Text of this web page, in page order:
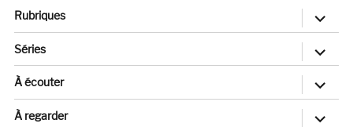
menu
Rubriques
ouvrir
sous-
menu
Séries
ouvrir
sous-
menu
À écouter
ouvrir
sous-
menu
À regarder
ouvrir